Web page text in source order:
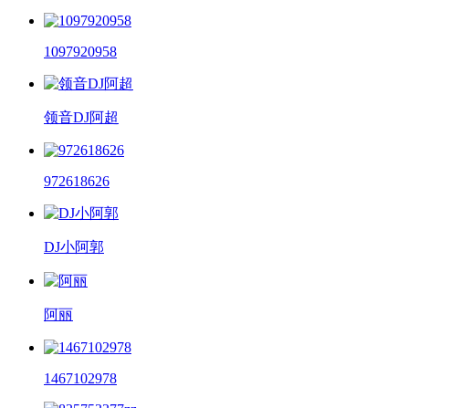
1097920958
领音DJ阿超
972618626
DJ小阿郭
阿丽
1467102978